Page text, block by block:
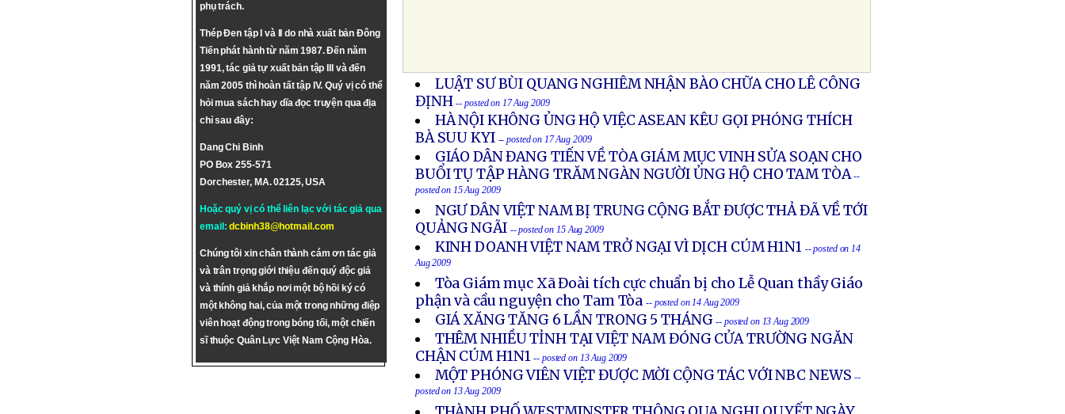
phụ trách.
Thép Đen tập I và II do nhà xuất bản Đông
Tiến phát hành từ năm 1987. Đến năm
1991, tác giả tự xuất bản tập III và đến
năm 2005 thì hoàn tất tập IV. Quý vị có thể
hỏi mua sách hay dĩa đọc truyện qua địa
chỉ sau đây:
Dang Chi Binh
PO Box 255-571
Dorchester, MA. 02125, USA
Hoặc quý vị có thể liên lạc với tác giả qua
email:dcbinh38@hotmail.com
Chúng tôi xin chân thành cám ơn tác giả
và trân trọng giới thiệu đến quý độc giả
và thính giả khắp nơi một bộ hồi ký có
một không hai, của một trong những điệp
viên hoạt động trong bóng tối, một chiến
sĩ thuộc Quân Lực Việt Nam Cộng Hòa.
LUẬT SƯ BÙI QUANG NGHIÊM NHẬN BÀO CHỮA CHO LÊ CÔNG
ĐỊNH -- posted on 17 Aug 2009
HÀ NỘI KHÔNG ỦNG HỘ VIỆC ASEAN KÊU GỌI PHÓNG THÍCH
BÀ SUU KYI -- posted on 17 Aug 2009
GIÁO DÂN ĐANG TIẾN VỀ TÒA GIÁM MỤC VINH SỬA SOẠN CHO
BUỔI TỤ TẬP HÀNG TRĂM NGÀN NGƯỜI ỦNG HỘ CHO TAM TÒA --
posted on 15 Aug 2009
NGƯ DÂN VIỆT NAM BỊ TRUNG CỘNG BẮT ĐƯỢC THẢ ĐÃ VỀ TỚI
QUẢNG NGÃI -- posted on 15 Aug 2009
KINH DOANH VIỆT NAM TRỞ NGẠI VÌ DỊCH CÚM H1N1 -- posted on 14
Aug 2009
Tòa Giám mục Xã Đoài tích cực chuẩn bị cho Lễ Quan thầy Giáo
phận và cầu nguyện cho Tam Tòa -- posted on 14 Aug 2009
GIÁ XĂNG TĂNG 6 LẦN TRONG 5 THÁNG -- posted on 13 Aug 2009
THÊM NHIỀU TỈNH TẠI VIỆT NAM ĐÓNG CỬA TRƯỜNG NGĂN
CHẬN CÚM H1N1 -- posted on 13 Aug 2009
MỘT PHÓNG VIÊN VIỆT ĐƯỢC MỜI CỘNG TÁC VỚI NBC NEWS --
posted on 13 Aug 2009